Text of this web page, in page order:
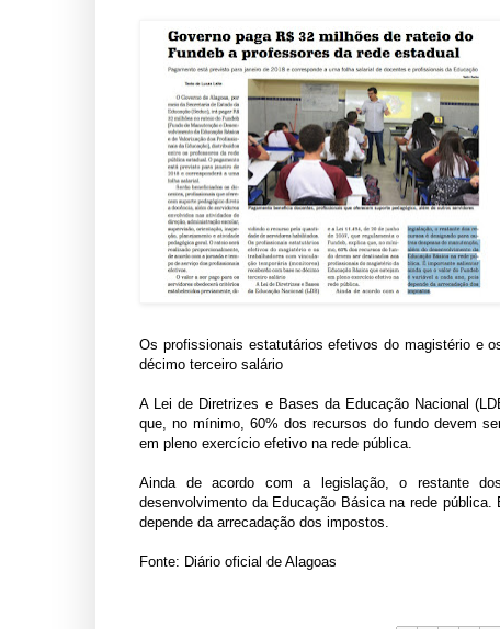
Os profissionais estatutários efetivos do magistério e
décimo terceiro salário
A Lei de Diretrizes e Bases da Educação Nacional
que, no mínimo, 60% dos recursos do fundo devem
em pleno exercício efetivo na rede pública.
Ainda de acordo com a
legislação, o restante
desenvolvimento da Educação Básica na rede
depende da arrecadação dos impostos.
Fonte: Diário oficial de Alagoas